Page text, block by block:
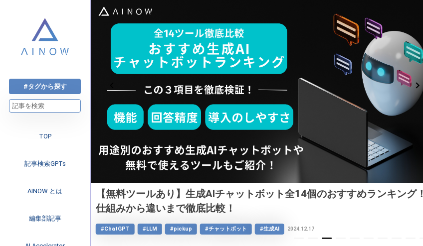
#タグから探す
TOP
記事検索GPTs
AINOW とは
編集部記事
注目のニュース
インタビュー
や失敗しない選
【無料ツールあり】生成AIチャットボット全14個のおすすめランキング！
仕組みから違いまで徹底比較！
#ChatGPT #LLM #pickup #チャットボット #生成AI 2024.12.17
itemitem